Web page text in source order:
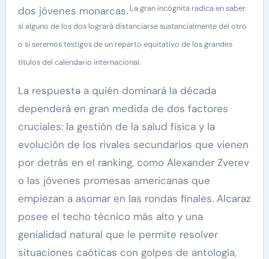
dos jóvenes monarcas. La gran incógnita radica en saber
si alguno de los dos logrará distanciarse sustancialmente del otro
o si seremos testigos de un reparto equitativo de los grandes
títulos del calendario internacional.
La respuesta a quién dominará la década
dependerá en gran medida de dos factores
cruciales: la gestión de la salud física y la
evolución de los rivales secundarios que vienen
por detrás en el ranking, como Alexander Zverev
o las jóvenes promesas americanas que
empiezan a asomar en las rondas finales. Alcaraz
posee el techo técnico más alto y una
genialidad natural que le permite resolver
situaciones caóticas con golpes de antología,